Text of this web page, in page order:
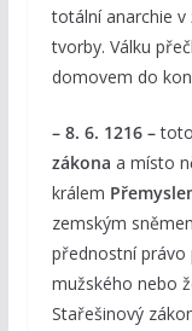
totální anarchie
tvorby. Válku
domovem do
– 8. 6. 1216 –
zákona a místo
králem
zemským
přednostní právo
mužského nebo
Stařešinový